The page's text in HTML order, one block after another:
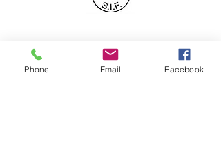
Muzlatilgan tovuq
Muzlatilgan cho'chqa go'shti
Muzlatilgan mol go'shti
Phone Email Facebook